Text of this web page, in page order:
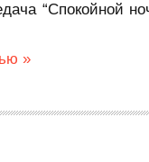
“Спокойной
»